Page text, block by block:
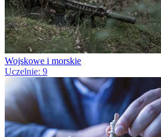
Wojskowe i morskie
Uczelnie: 9